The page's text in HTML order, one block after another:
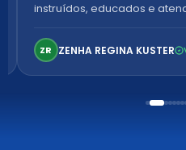
instruídos, educados e
confortável. Perfeito!
ZR ZENHA REGINA KUSTER